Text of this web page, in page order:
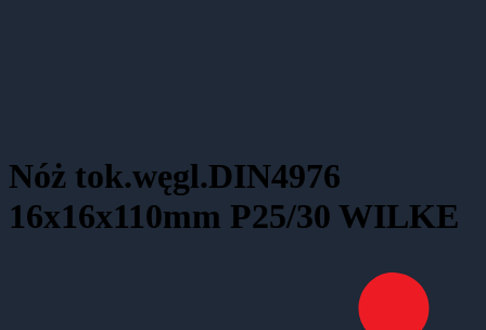
Nóż tok.węgl.DIN4976
16x16x110mm P25/30 WILKE